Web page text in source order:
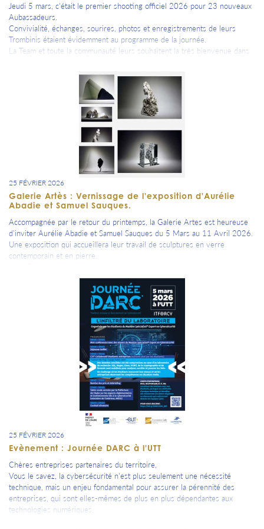
Michèle, Sylvie et Aliénor seront exceptionnellement présentes toutes
les trois ce samedi 14 mars après-midi pour des visites privées ou
échanges amicaux.
A toi de jouer pour faire briller notre étoile Aubassadeurs !
Jeudi 5 mars, c'était le premier shooting officiel 2026 pour 23 nouveaux
Aubassadeurs.
Convivialité, échanges, sourires, photos et enregistrements de leurs
Trombinis étaient évidemment au programme de la journée.
La Team et toute la communauté leurs souhaitent la très bienvenue dans
Toujours plus d'humains pour faire rayonner "L'Aube puissance 10 !"
Ensemble direction 800 Aubassadeurs en 2026 !
25 FÉVRIER 2026
Galerie Artès : Vernissage de l'exposition d'Aurélie
Abadie et Samuel Sauques.
Accompagnée par le retour du printemps, la Galerie Artes est heureuse
d’inviter Aurélie Abadie et Samuel Sauques du 5 Mars au 11 Avril 2026.
Une exposition qui accueillera leur travail de sculptures en verre
contemporain et en pierre.
Galerie Artès à Pont Sainte Marie, nous convie au vernissage Jeudi 5
Mars 2026 à partir de 18h en présence des artistes.
25 FÉVRIER 2026
Evènement : Journée DARC à l'UTT
Chères entreprises partenaires du territoire,
Vous le savez, la cybersécurité n'est plus seulement une nécessité
technique, mais un enjeu fondamental pour assurer la pérennité des
entreprises, qui sont elles-mêmes de plus en plus dépendantes aux
technologies numériques.